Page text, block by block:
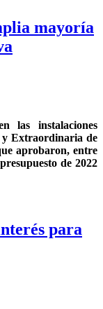
mayoría
las instalaciones
y Extraordinaria de
aprobaron, entre
de 2022
para